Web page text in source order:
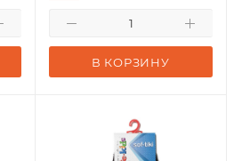
В КОРЗИНУ